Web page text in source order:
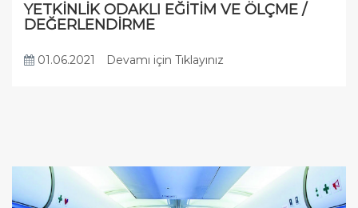
YETKİNLİK ODAKLI EĞİTİM VE ÖLÇME /
DEĞERLENDİRME
01.06.2021 Devamı için Tıklayınız